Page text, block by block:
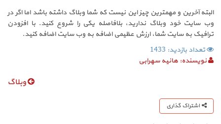
البته آخرین و مهمترین چیز این نیست که شما وبلاگ داشته باشد اما اگر در
وب سایت خود وبلاگ ندارید، بلافاصله یکی را شروع کنید. با افزودن
ترافیک به سایت شما، ارزش عظیمی اضافه به وب سایت اضافه کنید.
تعداد بازدید: 1433
نویسنده: هانیه سهرابی
وبلاگ
اشتراک گذاری